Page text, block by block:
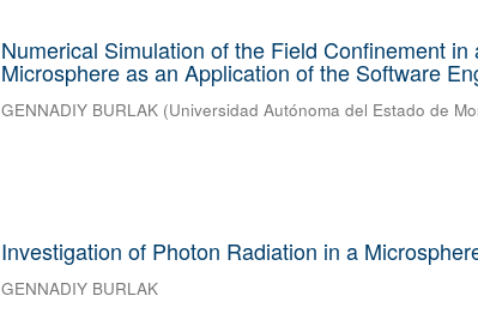
Numerical Simulation of the Field Confinement
Microsphere as an Application of the Software
GENNADIY BURLAK (Universidad Autónoma del Estado de
Investigation of Photon Radiation in a
GENNADIY BURLAK